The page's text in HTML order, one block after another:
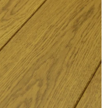
brązu, przywodzące na
doskonałym wyborem
odcień podłogi
duży atut i docenią go
podłoga obok której